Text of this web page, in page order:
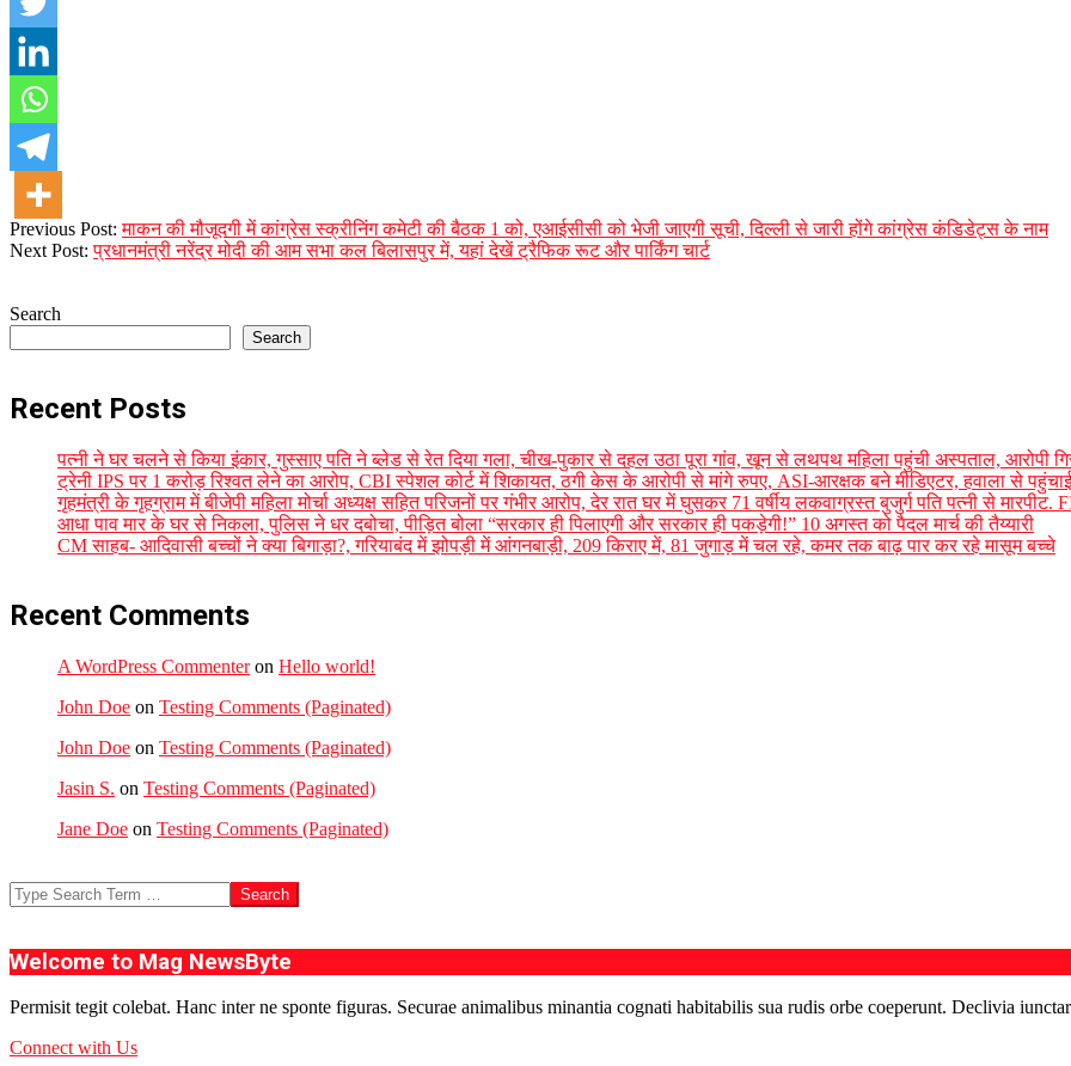
2023-
09-
Previous Post:माकन की मौजूदगी में कांग्रेस स्क्रीनिंग कमेटी की बैठक 1 को, एआईसीसी को भेजी जाएगी सूची, दिल्ली से जारी होंगे कांग्रेस कंडिडेट्स के नाम
Next Post:प्रधानमंत्री नरेंद्र मोदी की आम सभा कल बिलासपुर में, यहां देखें ट्रैफिक रूट और पार्किंग चार्ट
Search
Search
Recent Posts
पत्नी ने घर चलने से किया इंकार, गुस्साए पति ने ब्लेड से रेत दिया गला, चीख-पुकार से दहल उठा पूरा गांव, खून से लथपथ महिला पहुंची अस्पताल, आरोपी
ट्रेनी IPS पर 1 करोड़ रिश्वत लेने का आरोप, CBI स्पेशल कोर्ट में शिकायत, ठगी केस के आरोपी से मांगे रुपए, ASI-आरक्षक बने मीडिएटर, हवाला से
गृहमंत्री के गृहग्राम में बीजेपी महिला मोर्चा अध्यक्ष सहित परिजनों पर गंभीर आरोप, देर रात घर में घुसकर 71 वर्षीय लकवाग्रस्त बुजुर्ग पति पत्नी से मारपीट.
आधा पाव मार के घर से निकला, पुलिस ने धर दबोचा, पीड़ित बोला “सरकार ही पिलाएगी और सरकार ही पकड़ेगी!” 10 अगस्त को पैदल मार्च की तैय्यारी
CM साहब- आदिवासी बच्चों ने क्या बिगाड़ा?, गरियाबंद में झोपड़ी में आंगनबाड़ी, 209 किराए में, 81 जुगाड़ में चल रहे, कमर तक बाढ़ पार कर रहे मासूम बच्चे
Recent Comments
A WordPress Commenteron Hello world!
John Doe on Testing Comments (Paginated)
John Doe on Testing Comments (Paginated)
Jasin S. on Testing Comments (Paginated)
Jane Doe on Testing Comments (Paginated)
Search
Welcome to Mag NewsByte
Permisit tegit colebat. Hanc inter ne sponte figuras. Securae animalibus minantia cognati habitabilis sua rudis orbe coeperunt. Declivia
Connect with Us